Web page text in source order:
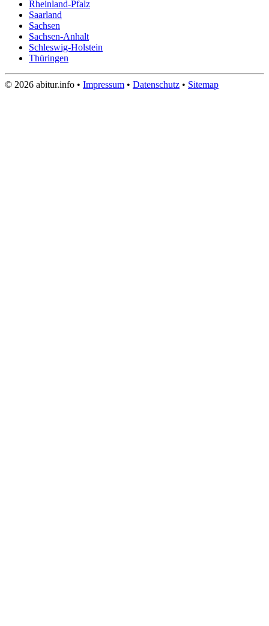
Rheinland-Pfalz
Saarland
Sachsen
Sachsen-Anhalt
Schleswig-Holstein
Thüringen
© 2026 abitur.info • Impressum • Datenschutz • Sitemap